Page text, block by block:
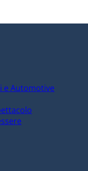
e Automotive